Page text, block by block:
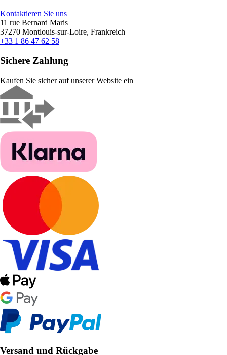
Kontaktieren Sie uns
11 rue Bernard Maris
37270 Montlouis-sur-Loire, Frankreich
+33 1 86 47 62 58
Sichere Zahlung
Kaufen Sie sicher auf unserer Website ein
Versand und Rückgabe